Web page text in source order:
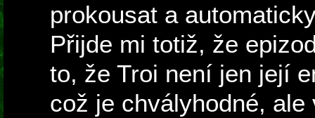
prokousat a
Přijde mi totiž, že
to, že Troi není jen její
což je chvályhodné,